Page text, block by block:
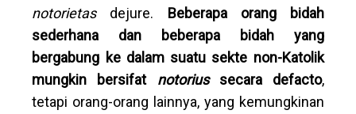
notorietasdejure. Beberapa orang bidah
sederhana dan beberapa bidah yang
bergabung ke dalam suatu sekte non-Katolik
mungkin bersifat notoriussecara defacto,
tetapi orang-orang lainnya, yang kemungkinan